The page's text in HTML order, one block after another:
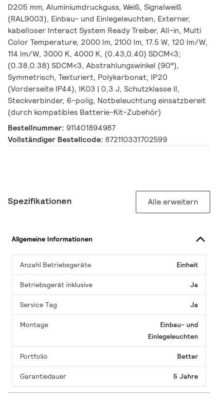
D205 mm, Aluminiumdruckguss, Weiß, Signalweiß
(RAL9003), Einbau- und Einlegeleuchten, Externer,
kabelloser Interact System Ready Treiber, All-in, Multi
Color Temperature, 2000 lm, 2100 lm, 17.5 W, 120 lm/W,
114 lm/W, 3000 K, 4000 K, (0.43,0.40) SDCM<3;
(0.38,0.38) SDCM<3, Abstrahlungswinkel (90°),
Symmetrisch, Texturiert, Polykarbonat, IP20
(Vorderseite IP44), IK03 | 0,3 J, Schutzklasse II,
Steckverbinder, 6-polig, Notbeleuchtung einsatzbereit
(durch kompatibles Batterie-Kit-Zubehör)
Bestellnummer: 911401894987
Vollständiger Bestellcode: 872110331702599
Spezifikationen Alle erweitern
Allgemeine Informationen
Anzahl Betriebsgeräte Einheit
Betriebsgerät inklusive Ja
Service Tag Ja
Montage
Einbau- und
Einlegeleuchten
Portfolio Better
Garantiedauer 5 Jahre